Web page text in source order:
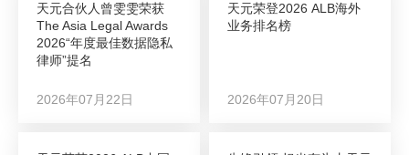
天元合伙人曾雯雯荣获
The Asia Legal Awards
2026“年度最佳数据隐私
律师”提名
2026年07月22日
天元荣登2026 ALB海外
业务排名榜
2026年07月20日